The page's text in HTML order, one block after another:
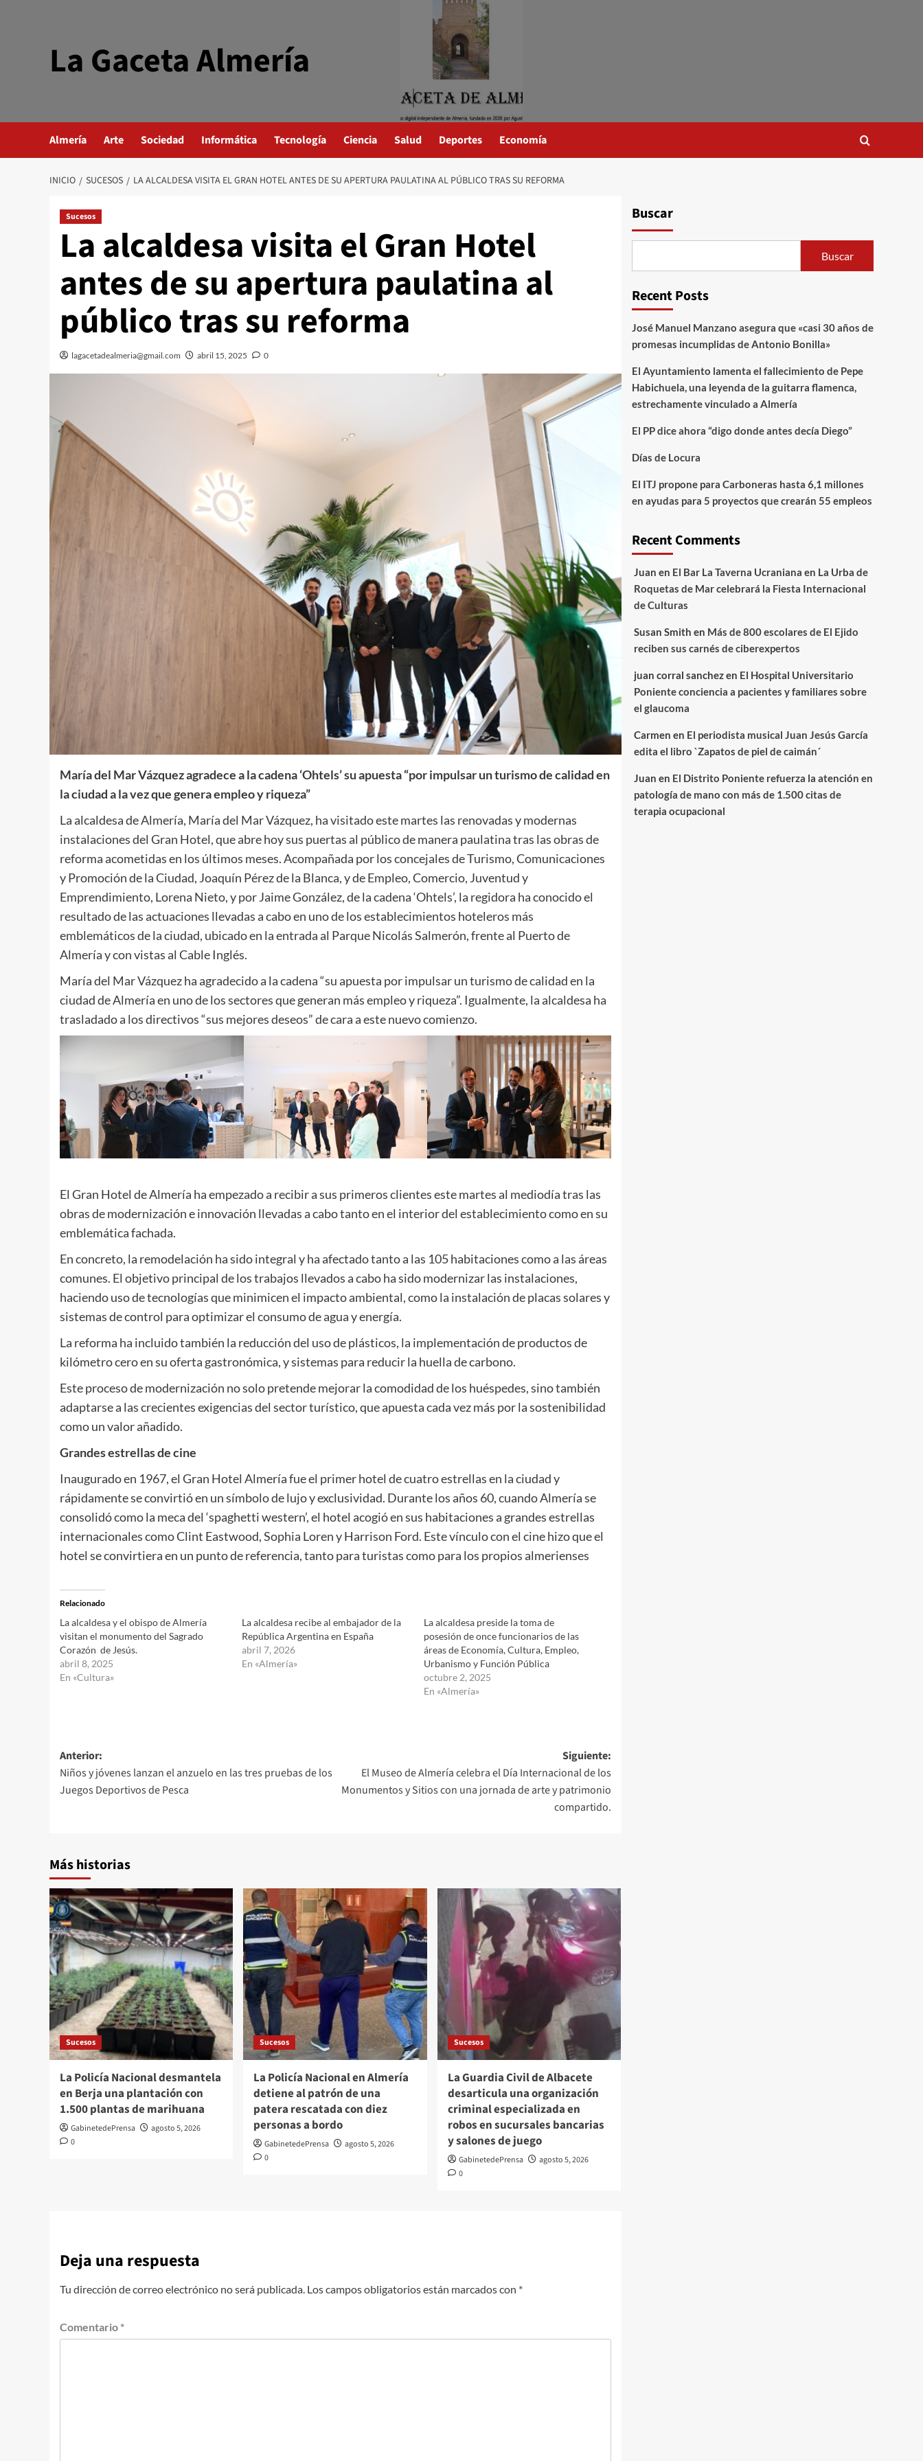
La Gaceta Almería
Almería Arte Sociedad Informática Tecnología Ciencia Salud Deportes Economía
INICIO SUCESOS LA ALCALDESA VISITA EL GRAN HOTEL ANTES DE SU APERTURA PAULATINA AL PÚBLICO TRAS SU REFORMA
Sucesos
La alcaldesa visita el Gran Hotel
antes de su apertura paulatina al
público tras su reforma
lagacetadealmeria@gmail.com abril 15, 2025 0
María del Mar Vázquez agradece a la cadena ‘Ohtels’ su apuesta “por impulsar un turismo de calidad en
la ciudad a la vez que genera empleo y riqueza”
La alcaldesa de Almería, María del Mar Vázquez, ha visitado este martes las renovadas y modernas
instalaciones del Gran Hotel, que abre hoy sus puertas al público de manera paulatina tras las obras de
reforma acometidas en los últimos meses. Acompañada por los concejales de Turismo, Comunicaciones
y Promoción de la Ciudad, Joaquín Pérez de la Blanca, y de Empleo, Comercio, Juventud y
Emprendimiento, Lorena Nieto, y por Jaime González, de la cadena ‘Ohtels’, la regidora ha conocido el
resultado de las actuaciones llevadas a cabo en uno de los establecimientos hoteleros más
emblemáticos de la ciudad, ubicado en la entrada al Parque Nicolás Salmerón, frente al Puerto de
Almería y con vistas al Cable Inglés.
María del Mar Vázquez ha agradecido a la cadena “su apuesta por impulsar un turismo de calidad en la
ciudad de Almería en uno de los sectores que generan más empleo y riqueza”. Igualmente, la alcaldesa ha
trasladado a los directivos “sus mejores deseos” de cara a este nuevo comienzo.
El Gran Hotel de Almería ha empezado a recibir a sus primeros clientes este martes al mediodía tras las
obras de modernización e innovación llevadas a cabo tanto en el interior del establecimiento como en su
emblemática fachada.
En concreto, la remodelación ha sido integral y ha afectado tanto a las 105 habitaciones como a las áreas
comunes. El objetivo principal de los trabajos llevados a cabo ha sido modernizar las instalaciones,
haciendo uso de tecnologías que minimicen el impacto ambiental, como la instalación de placas solares y
sistemas de control para optimizar el consumo de agua y energía.
La reforma ha incluido también la reducción del uso de plásticos, la implementación de productos de
kilómetro cero en su oferta gastronómica, y sistemas para reducir la huella de carbono.
Este proceso de modernización no solo pretende mejorar la comodidad de los huéspedes, sino también
adaptarse a las crecientes exigencias del sector turístico, que apuesta cada vez más por la sostenibilidad
como un valor añadido.
Grandes estrellas de cine
Inaugurado en 1967, el Gran Hotel Almería fue el primer hotel de cuatro estrellas en la ciudad y
rápidamente se convirtió en un símbolo de lujo y exclusividad. Durante los años 60, cuando Almería se
consolidó como la meca del ‘spaghetti western’, el hotel acogió en sus habitaciones a grandes estrellas
internacionales como Clint Eastwood, Sophia Loren y Harrison Ford. Este vínculo con el cine hizo que el
hotel se convirtiera en un punto de referencia, tanto para turistas como para los propios almerienses
Relacionado
La alcaldesa y el obispo de Almería
visitan el monumento del Sagrado
Corazón de Jesús.
abril 8, 2025
En «Cultura»
La alcaldesa recibe al embajador de la
República Argentina en España
abril 7, 2026
En «Almería»
La alcaldesa preside la toma de
posesión de once funcionarios de las
áreas de Economía, Cultura, Empleo,
Urbanismo y Función Pública
octubre 2, 2025
En «Almería»
Navegación
de
entradas
Anterior:
Niños y jóvenes lanzan el anzuelo en las tres pruebas de los
Juegos Deportivos de Pesca
Siguiente:
El Museo de Almería celebra el Día Internacional de los
Monumentos y Sitios con una jornada de arte y patrimonio
compartido.
Más historias
Sucesos
La Policía Nacional desmantela
en Berja una plantación con
1.500 plantas de marihuana
GabinetedePrensa
agosto 5, 2026
0
Sucesos
La Policía Nacional en Almería
detiene al patrón de una
patera rescatada con diez
personas a bordo
GabinetedePrensa
agosto 5, 2026
0
Sucesos
La Guardia Civil de Albacete
desarticula una organización
criminal especializada en
robos en sucursales bancarias
y salones de juego
GabinetedePrensa
agosto 5, 2026
0
Deja una respuesta
Tu dirección de correo electrónico no será publicada. Los campos obligatorios están marcados con *
Comentario *
Buscar
Buscar
Recent Posts
José Manuel Manzano asegura que «casi 30 años de
promesas incumplidas de Antonio Bonilla»
El Ayuntamiento lamenta el fallecimiento de Pepe
Habichuela, una leyenda de la guitarra flamenca,
estrechamente vinculado a Almería
El PP dice ahora “digo donde antes decía Diego”
Días de Locura
El ITJ propone para Carboneras hasta 6,1 millones
en ayudas para 5 proyectos que crearán 55 empleos
Recent Comments
Juan en El Bar La Taverna Ucraniana en La Urba de
Roquetas de Mar celebrará la Fiesta Internacional
de Culturas
Susan Smith en Más de 800 escolares de El Ejido
reciben sus carnés de ciberexpertos
juan corral sanchezen El Hospital Universitario
Poniente conciencia a pacientes y familiares sobre
el glaucoma
Carmen en El periodista musical Juan Jesús García
edita el libro `Zapatos de piel de caimán´
Juan en El Distrito Poniente refuerza la atención en
patología de mano con más de 1.500 citas de
terapia ocupacional